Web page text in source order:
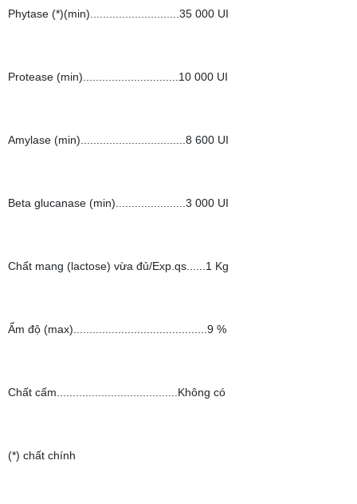
Phytase (*)(min)............................35 000 UI
Protease (min)..............................10 000 UI
Amylase (min).................................8 600 UI
Beta glucanase (min)......................3 000 UI
Chất mang (lactose) vừa đủ/Exp.qs......1 Kg
Ẩm độ (max)..........................................9 %
Chất cấm......................................Không có
(*) chất chính